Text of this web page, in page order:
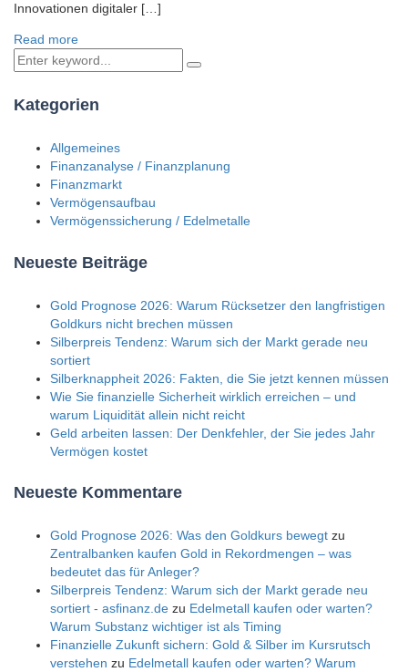
Innovationen digitaler […]
Read more
Kategorien
Allgemeines
Finanzanalyse / Finanzplanung
Finanzmarkt
Vermögensaufbau
Vermögenssicherung / Edelmetalle
Neueste Beiträge
Gold Prognose 2026: Warum Rücksetzer den langfristigen
Goldkurs nicht brechen müssen
Silberpreis Tendenz: Warum sich der Markt gerade neu
sortiert
Silberknappheit 2026: Fakten, die Sie jetzt kennen müssen
Wie Sie finanzielle Sicherheit wirklich erreichen – und
warum Liquidität allein nicht reicht
Geld arbeiten lassen: Der Denkfehler, der Sie jedes Jahr
Vermögen kostet
Neueste Kommentare
Gold Prognose 2026: Was den Goldkurs bewegt zu
Zentralbanken kaufen Gold in Rekordmengen – was
bedeutet das für Anleger?
Silberpreis Tendenz: Warum sich der Markt gerade neu
sortiert - asfinanz.de zu Edelmetall kaufen oder warten?
Warum Substanz wichtiger ist als Timing
Finanzielle Zukunft sichern: Gold & Silber im Kursrutsch
verstehen zu Edelmetall kaufen oder warten? Warum